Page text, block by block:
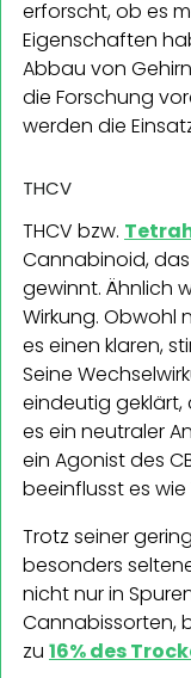
erforscht, ob es
Eigenschaften
Abbau von
die Forschung
werden die
THCV
THCV bzw.
Cannabinoid,
gewinnt. Ähnlich
Wirkung. Obwohl
es einen klaren,
Seine
eindeutig
es ein neutraler
ein Agonist des
beeinflusst es wie
Trotz seiner
besonders
nicht nur in
Cannabissorten,
zu 16% des